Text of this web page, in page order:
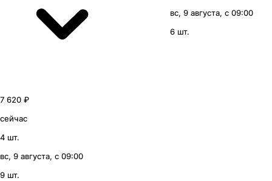
7 620 ₽
сейчас
4 шт.
вс, 9 августа, с 09:00
9 шт.
вс, 9 августа, с 09:00
6 шт.